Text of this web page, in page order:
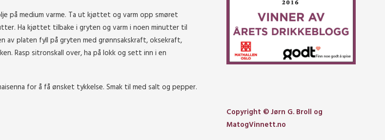
på medium varme. Ta ut kjøttet og varm opp smøret
Ha kjøttet tilbake i gryten og varm i noen minutter til
av platen fyll på gryten med grønnsakskraft, oksekraft,
Rasp sitronskall over, ha på lokk og sett inn i en
for å få ønsket tykkelse. Smak til med salt og pepper.
Copyright © Jørn G. Broll og
MatogVinnett.no